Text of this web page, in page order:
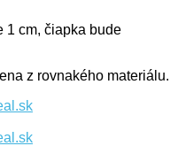
1 cm, čiapka bude
z rovnakého materiálu.